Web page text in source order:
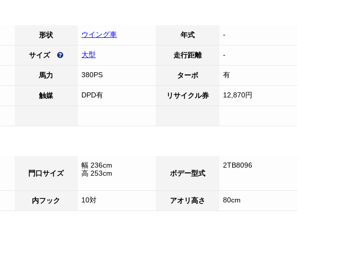
形状 ウイング車 年式 -
サイズ 大型 走行距離 -
馬力 380PS ターボ 有
触媒 DPD有 リサイクル券 12,870円
門口サイズ
幅 236cm
高 253cm
ボデー型式
2TB8096
内フック 10対 アオリ高さ 80cm